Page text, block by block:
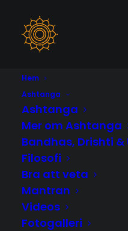
Hem
Ashtanga
Ashtanga
Mer om Ashtanga
Bandhas, Drishti &
Filosofi
Bra att veta
Mantran
Videos
Fotogalleri
NYHET! -
Yoga -
2018-06-24